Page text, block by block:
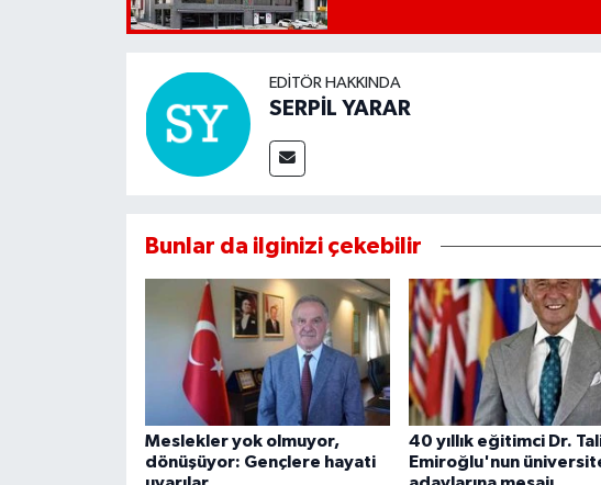
EDITÖR HAKKINDA
SERPİL YARAR
Bunlar da ilginizi çekebilir
Meslekler yok olmuyor,
dönüşüyor: Gençlere hayati
40 yıllık eğitimci Dr.
Emiroğlu'nun